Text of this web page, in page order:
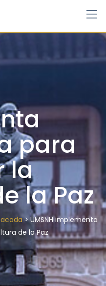
para
la
la Paz
>UMSNH implementa
de la Paz